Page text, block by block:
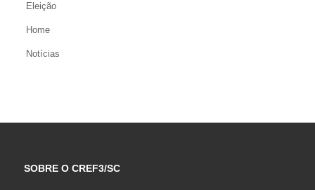
Eleição
Home
Notícias
SOBRE O CREF3/SC